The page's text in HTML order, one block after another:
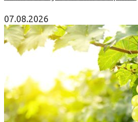
07.08.2026